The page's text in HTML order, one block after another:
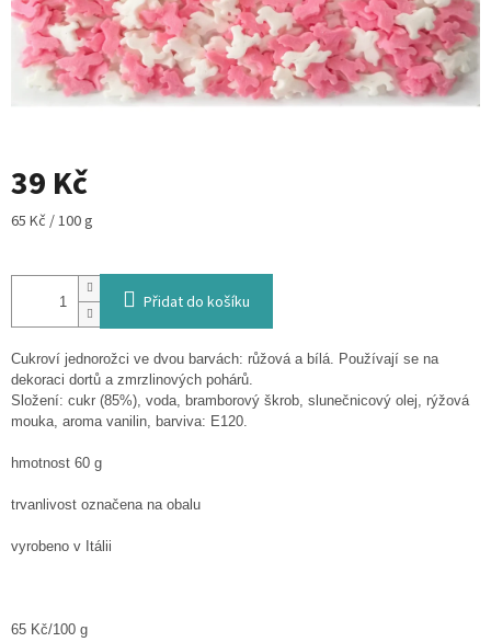
39 Kč
Měrná
65 Kč / 100 g
Přidat do košíku
Cukroví jednorožci ve dvou barvách: růžová a bílá. Používají se na
dekoraci dortů a zmrzlinových pohárů.
Složení: cukr (85%), voda, bramborový škrob, slunečnicový olej, rýžová
mouka, aroma vanilin, barviva: E120.
hmotnost 60 g
trvanlivost označena na obalu
vyrobeno v Itálii
65 Kč/100 g